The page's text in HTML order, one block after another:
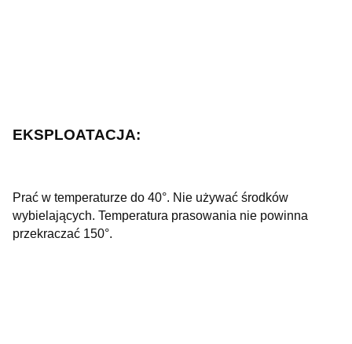
EKSPLOATACJA:
Prać w temperaturze do 40°. Nie używać środków
wybielających. Temperatura prasowania nie powinna
przekraczać 150°.